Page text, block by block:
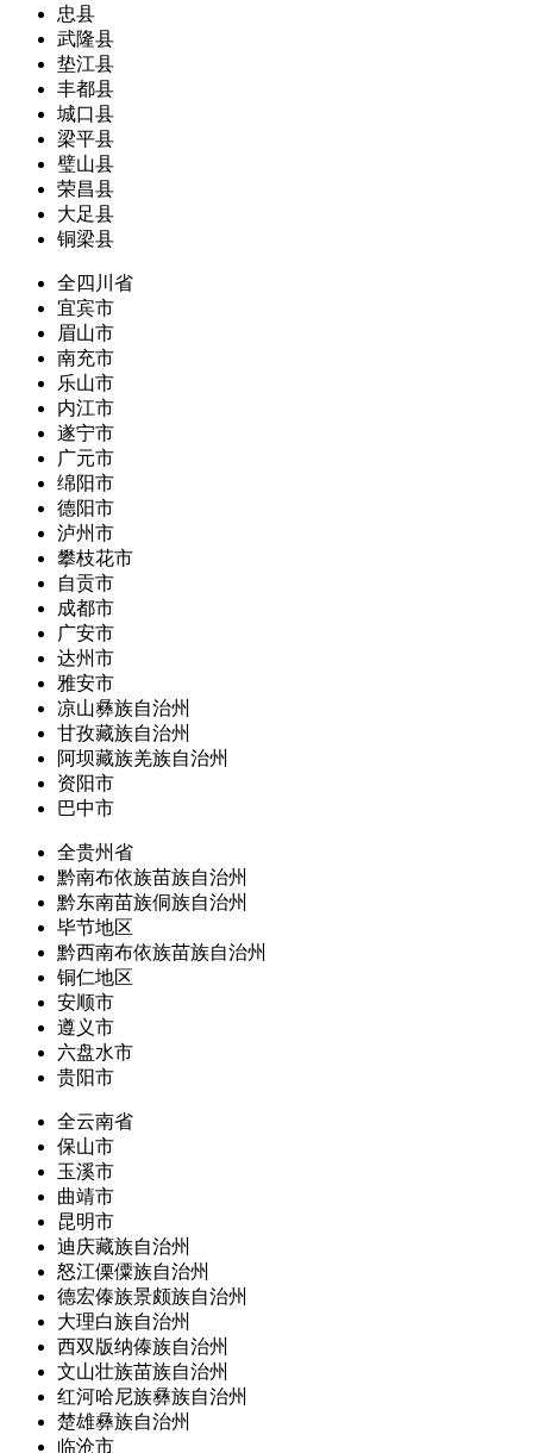
忠县
武隆县
垫江县
丰都县
城口县
梁平县
璧山县
荣昌县
大足县
铜梁县
全四川省
宜宾市
眉山市
南充市
乐山市
内江市
遂宁市
广元市
绵阳市
德阳市
泸州市
攀枝花市
自贡市
成都市
广安市
达州市
雅安市
凉山彝族自治州
甘孜藏族自治州
阿坝藏族羌族自治州
资阳市
巴中市
全贵州省
黔南布依族苗族自治州
黔东南苗族侗族自治州
毕节地区
黔西南布依族苗族自治州
铜仁地区
安顺市
遵义市
六盘水市
贵阳市
全云南省
保山市
玉溪市
曲靖市
昆明市
迪庆藏族自治州
怒江傈僳族自治州
德宏傣族景颇族自治州
大理白族自治州
西双版纳傣族自治州
文山壮族苗族自治州
红河哈尼族彝族自治州
楚雄彝族自治州
临沧市